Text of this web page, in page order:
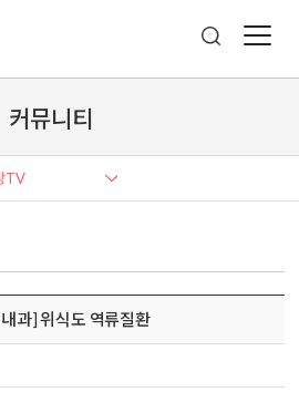
커뮤니티
TV
과] 위식도 역류질환